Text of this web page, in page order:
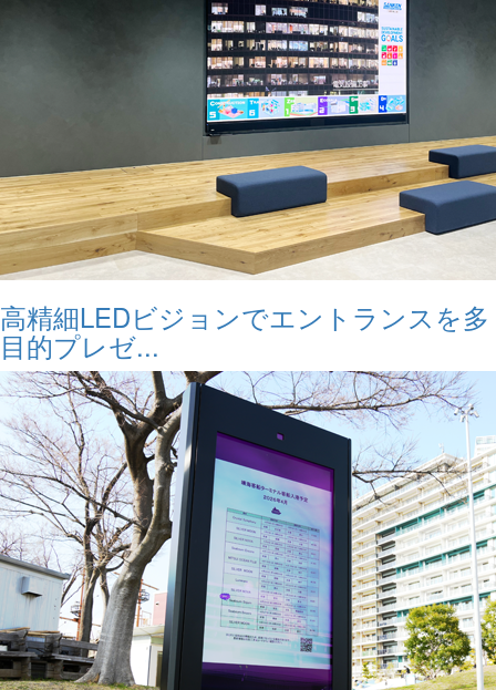
高精細LEDビジョンでエントランスを多
目的プレゼ...